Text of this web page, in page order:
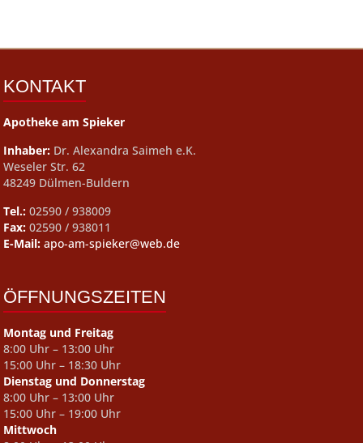
KONTAKT
Apotheke am Spieker
Inhaber: Dr. Alexandra Saimeh e.K.
Weseler Str. 62
48249 Dülmen-Buldern
Tel.: 02590 / 938009
Fax: 02590 / 938011
E-Mail: apo-am-spieker@web.de
ÖFFNUNGSZEITEN
Montag und Freitag
8:00 Uhr – 13:00 Uhr
15:00 Uhr – 18:30 Uhr
Dienstag und Donnerstag
8:00 Uhr – 13:00 Uhr
15:00 Uhr – 19:00 Uhr
Mittwoch